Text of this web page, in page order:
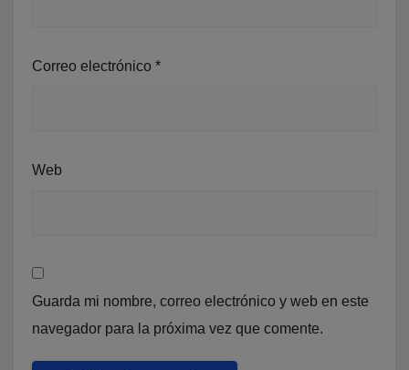
Correo electrónico *
Web
Guarda mi nombre, correo electrónico y web en este
navegador para la próxima vez que comente.